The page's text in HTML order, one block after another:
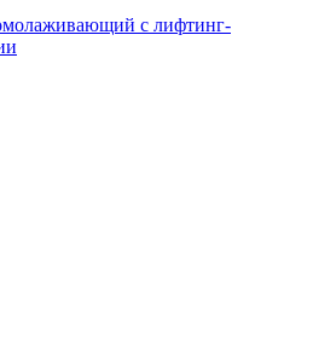
с лифтинг-